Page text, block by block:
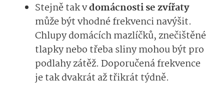
Stejně tak vdomácnosti se zvířaty
může být vhodné frekvenci navýšit.
Chlupy domácích mazlíčků, znečištěné
tlapky nebo třeba sliny mohou být pro
podlahy zátěž. Doporučená frekvence
je tak dvakrát až třikrát týdně.